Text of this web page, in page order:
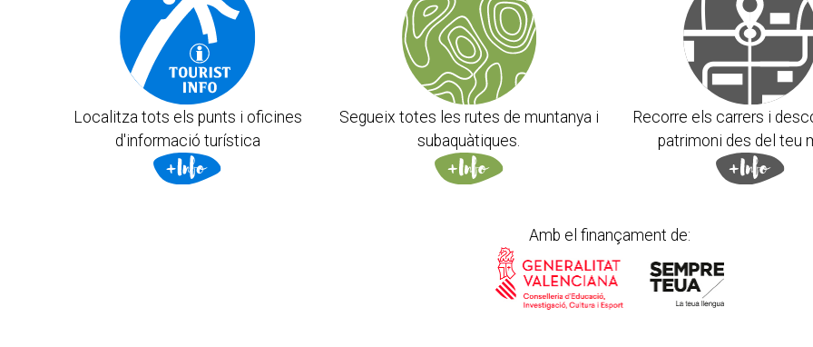
Localitza tots els punts i oficines
d'informació turística
Segueix totes les rutes de muntanya i
subaquàtiques.
Recorre els carrers i
patrimoni des del teu
Amb el finançament de: